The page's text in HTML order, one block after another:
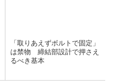
「取りあえずボルトで固定」
は禁物 締結部設計で押さえ
るべき基本